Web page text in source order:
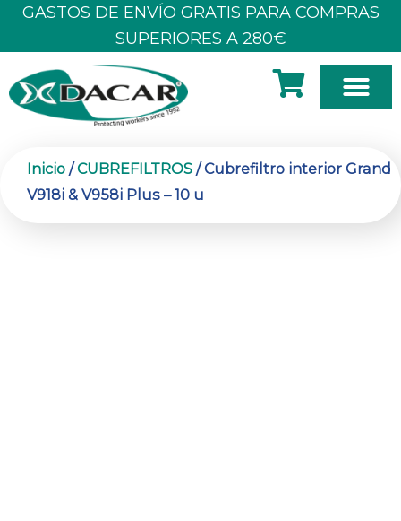
GASTOS DE ENVÍO GRATIS PARA COMPRAS
SUPERIORES A 280€
Inicio /CUBREFILTROS / Cubrefiltro interior Grand
V918i & V958i Plus – 10 u